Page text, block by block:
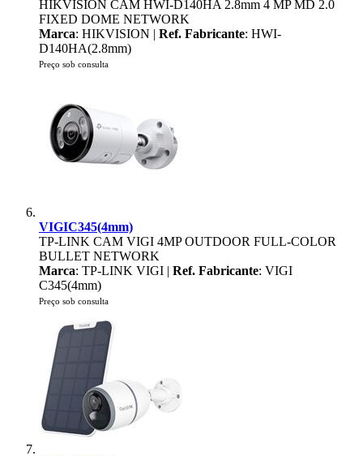
HIKVISION CAM HWI-D140HA 2.8mm 4 MP MD 2.0
FIXED DOME NETWORK
Marca: HIKVISION | Ref. Fabricante: HWI-
D140HA(2.8mm)
Preço sob consulta
VIGIC345(4mm)
TP-LINK CAM VIGI 4MP OUTDOOR FULL-COLOR
BULLET NETWORK
Marca: TP-LINK VIGI | Ref. Fabricante: VIGI
C345(4mm)
Preço sob consulta